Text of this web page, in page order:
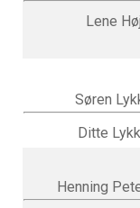
Lene Høj
Søren
Ditte
Henning